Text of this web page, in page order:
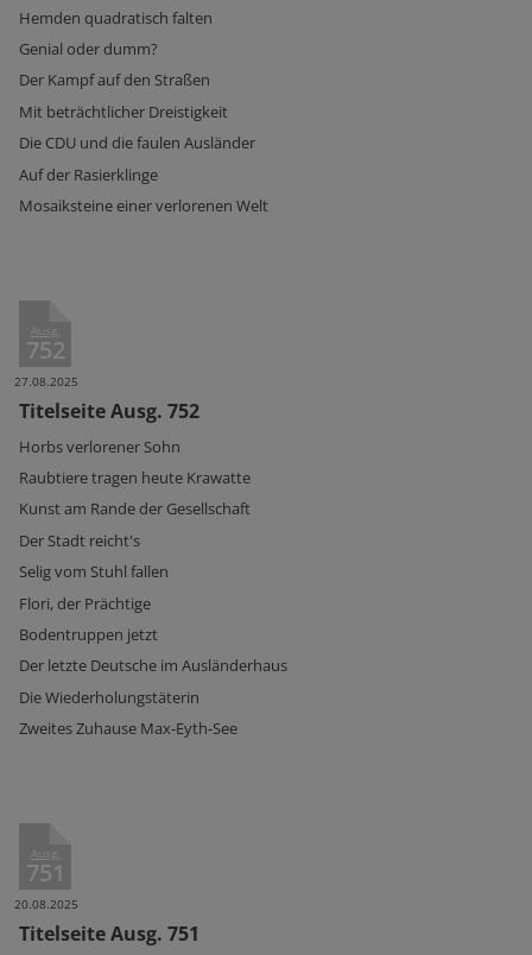
Hemden quadratisch falten
Genial oder dumm?
Der Kampf auf den Straßen
Mit beträchtlicher Dreistigkeit
Die CDU und die faulen Ausländer
Auf der Rasierklinge
Mosaiksteine einer verlorenen Welt
Ausg.
752
27.08.2025
Titelseite Ausg. 752
Horbs verlorener Sohn
Raubtiere tragen heute Krawatte
Kunst am Rande der Gesellschaft
Der Stadt reicht's
Selig vom Stuhl fallen
Flori, der Prächtige
Bodentruppen jetzt
Der letzte Deutsche im Ausländerhaus
Die Wiederholungstäterin
Zweites Zuhause Max-Eyth-See
Ausg.
751
20.08.2025
Titelseite Ausg. 751